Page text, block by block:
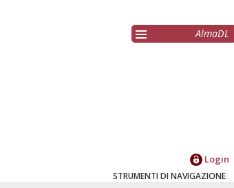
AlmaDL
Login
STRUMENTI DI NAVIGAZIONE